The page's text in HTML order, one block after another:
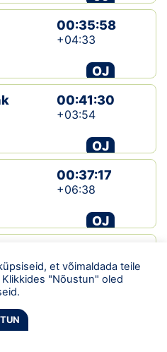
00:35:58
+04:33
OJ
00:41:30
+03:54
OJ
00:37:17
+06:38
OJ
et võimaldada teile
"Nõustun" oled